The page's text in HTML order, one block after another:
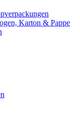
Karton & Pappe